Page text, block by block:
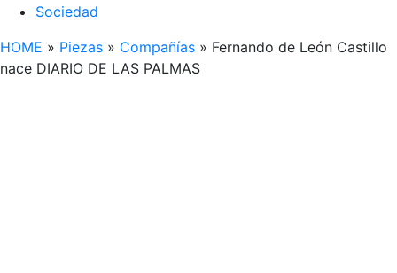
Sociedad
HOME » Piezas » Compañías » Fernando de León Castillo
nace DIARIO DE LAS PALMAS